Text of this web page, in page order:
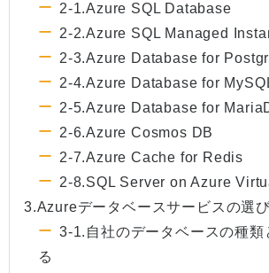
2-1.Azure SQL Database
2-2.Azure SQL Managed
2-3.Azure Database for
2-4.Azure Database for
2-5.Azure Database for
2-6.Azure Cosmos DB
2-7.Azure Cache for Redis
2-8.SQL Server on Azure
3.Azureデータベースサービスの選
3-1.自社のデータベースの種類
る